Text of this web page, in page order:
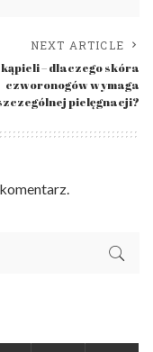
NEXT ARTICLE
kąpieli – dlaczego skóra
czworonogów wymaga
pielęgnacji?